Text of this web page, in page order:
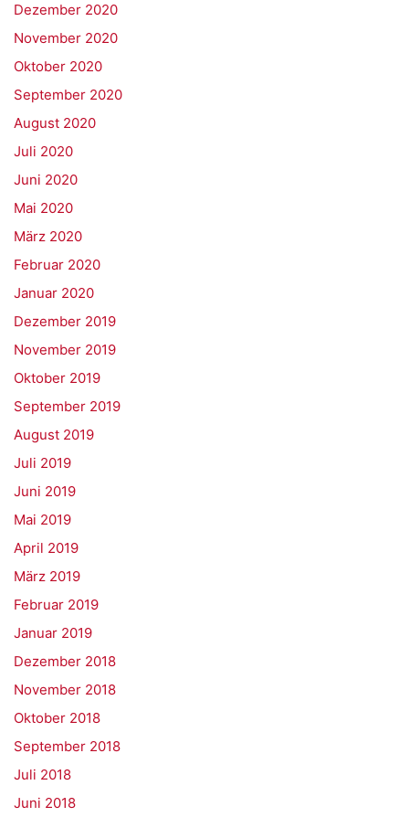
Dezember 2020
November 2020
Oktober 2020
September 2020
August 2020
Juli 2020
Juni 2020
Mai 2020
März 2020
Februar 2020
Januar 2020
Dezember 2019
November 2019
Oktober 2019
September 2019
August 2019
Juli 2019
Juni 2019
Mai 2019
April 2019
März 2019
Februar 2019
Januar 2019
Dezember 2018
November 2018
Oktober 2018
September 2018
Juli 2018
Juni 2018